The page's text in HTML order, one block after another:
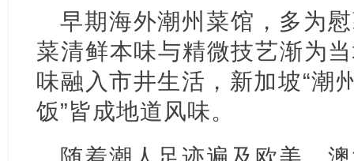
早期海外潮州菜馆，多为
菜清鲜本味与精微技艺渐为
味融入市井生活，新加坡“潮
饭”皆成地道风味。